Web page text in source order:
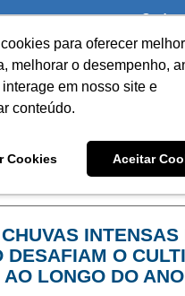
para oferecer melhor
melhorar o desempenho,
em nosso site e
conteúdo.
Cookies Aceitar
Onde
INTENSAS
DESAFIAM O
LONGO DO ANO